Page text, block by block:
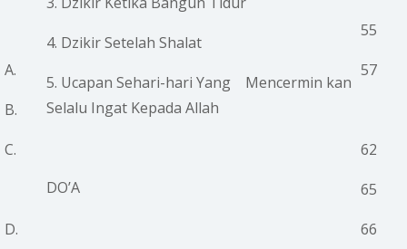
A.
B.
C.
D.
4. Dzikir Setelah Shalat
5. Ucapan Sehari-hari Yang Mencermin kan
Selalu Ingat Kepada Allah
DO’A
55
57
62
65
66